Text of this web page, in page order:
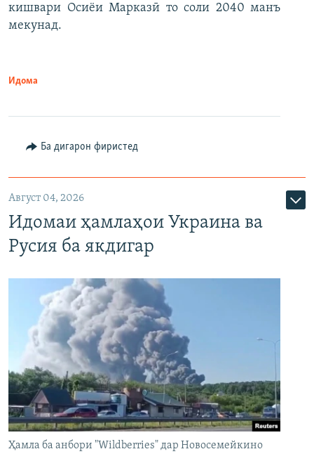
кишвари Осиёи Марказӣ то соли 2040 манъ
мекунад.
Идома
Ба дигарон фиристед
Август 04, 2026
Идомаи ҳамлаҳои Украина ва
Русия ба якдигар
Ҳамла ба анбори "Wildberries" дар Новосемейкино